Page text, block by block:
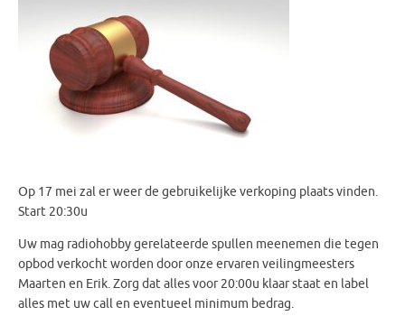
Op 17 mei zal er weer de gebruikelijke verkoping plaats vinden.
Start 20:30u
Uw mag radiohobby gerelateerde spullen meenemen die tegen
opbod verkocht worden door onze ervaren veilingmeesters
Maarten en Erik. Zorg dat alles voor 20:00u klaar staat en label
alles met uw call en eventueel minimum bedrag.